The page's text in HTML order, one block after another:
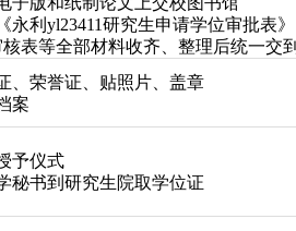
永利yl23411研究生申请学位审批表
表等全部材料收齐、整理后统一交
、荣誉证、贴照片、盖章
案
予仪式
秘书到研究生院取学位证